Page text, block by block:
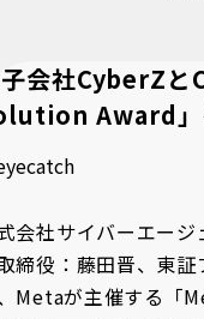
会社CyberZと
Award」
会社サイバーエー
締役：藤田晋、東証
Metaが主催する「